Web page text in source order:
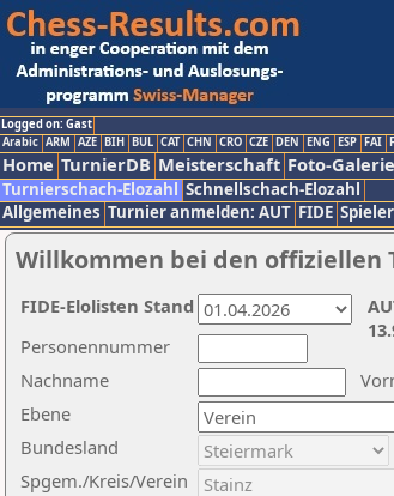
Logged on: Gast
Arabic ARM AZE BIH BUL CAT CHN CRO CZE DEN ENG ESP FAI
Home TurnierDB Meisterschaft Foto-Galerie
Turnierschach-Elozahl Schnellschach-Elozahl
Allgemeines Turnier anmelden: AUT FIDE
Willkommen bei den offiziellen
Nachname
Ebene
Personennummer
Bundesland
Spgem./Kreis/Verein
FIDE-Elolisten Stand